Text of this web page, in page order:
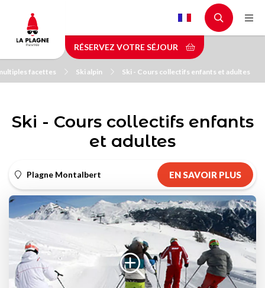
contenu
principal
RÉSERVEZ VOTRE SÉJOUR
facettes Ski alpin Ski - Cours collectifs enfants et adultes
Ski - Cours collectifs enfants
et adultes
Plagne Montalbert EN SAVOIR PLUS